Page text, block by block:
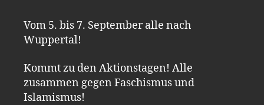
Vom 5. bis 7. September alle nach
Wuppertal!
Kommt zu den Aktionstagen! Alle
zusammen gegen Faschismus und
Islamismus!